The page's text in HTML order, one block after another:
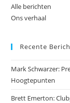
Alle berichten
Ons verhaal
Recente
Mark Schwarzer:
Hoogtepunten
Brett Emerton: